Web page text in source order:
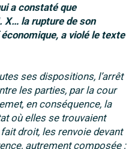
a constaté que
X… la rupture de son
a violé le texte
ses dispositions, l’arrêt
les parties, par la cour
en conséquence, la
où elles se trouvaient
droit, les renvoie devant
autrement composée ;